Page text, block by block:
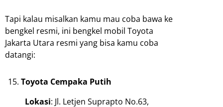
Tapi kalau misalkan kamu mau coba bawa ke
bengkel resmi, ini bengkel mobil Toyota
Jakarta Utara resmi yang bisa kamu coba
datangi:
Toyota Cempaka Putih
Lokasi: Jl. Letjen Suprapto No.63,